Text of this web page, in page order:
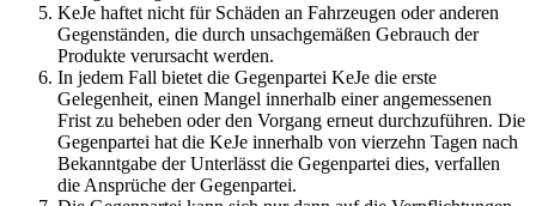
KeJe haftet nicht für Schäden an Fahrzeugen oder anderen
Gegenständen, die durch unsachgemäßen Gebrauch der
Produkte verursacht werden.
In jedem Fall bietet die Gegenpartei KeJe die erste
Gelegenheit, einen Mangel innerhalb einer angemessenen
Frist zu beheben oder den Vorgang erneut durchzuführen. Die
Gegenpartei hat die KeJe innerhalb von vierzehn Tagen nach
Bekanntgabe der Unterlässt die Gegenpartei dies, verfallen
die Ansprüche der Gegenpartei.